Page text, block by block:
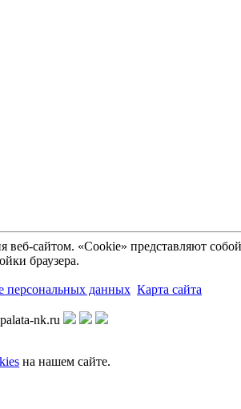
веб-сайтом. «Cookie» представляют
браузера.
персональных данных Карта сайта
nk.ru
на нашем сайте.